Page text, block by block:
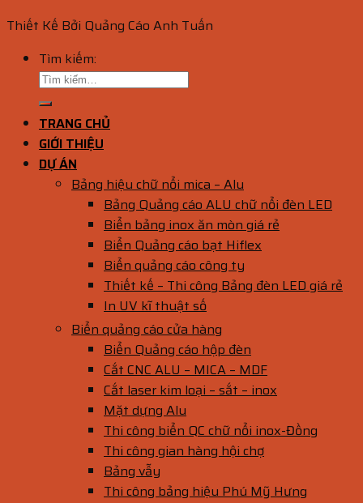
Thiết Kế Bởi Quảng Cáo Anh Tuấn
Tìm kiếm:
TRANG CHỦ
GIỚI THIỆU
DỰ ÁN
Bảng hiệu chữ nổi mica – Alu
Bảng Quảng cáo ALU chữ nổi đèn LED
Biển bảng inox ăn mòn giá rẻ
Biển Quảng cáo bạt Hiflex
Biển quảng cáo công ty
Thiết kế – Thi công Bảng đèn LED giá rẻ
In UV kĩ thuật số
Biển quảng cáo cửa hàng
Biển Quảng cáo hộp đèn
Cắt CNC ALU – MICA – MDF
Cắt laser kim loại – sắt – inox
Mặt dựng Alu
Thi công biển QC chữ nổi inox-Đồng
Thi công gian hàng hội chợ
Bảng vẫy
Thi công bảng hiệu Phú Mỹ Hưng